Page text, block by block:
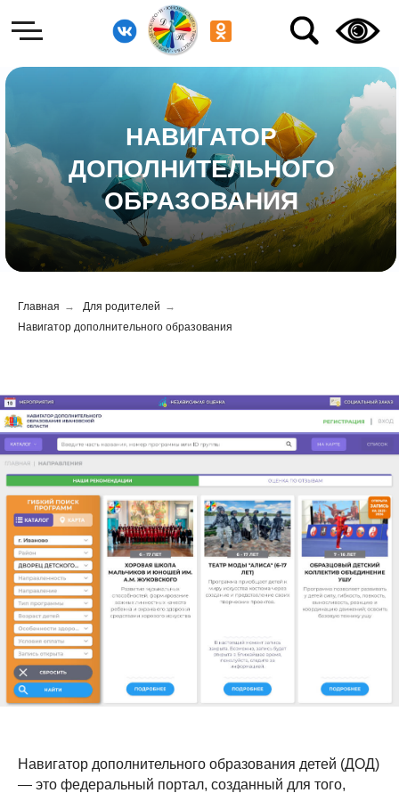
НАВИГАТОР
ДОПОЛНИТЕЛЬНОГО
ОБРАЗОВАНИЯ
Главная → Для родителей →
Навигатор дополнительного образования
Навигатор дополнительного образования детей (ДОД)
— это федеральный портал, созданный для того,